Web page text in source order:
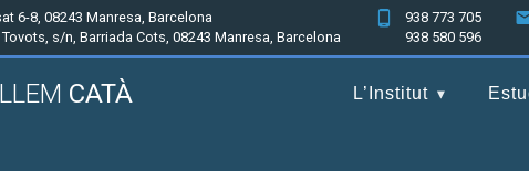
6-8, 08243 Manresa, Barcelona
s/n, Barriada Cots, 08243 Manresa, Barcelona
938 773 705
938 580 596
CATÀ L’Institut